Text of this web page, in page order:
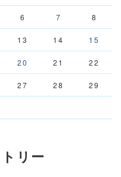
6 7 8
13 14 15
20 21 22
27 28 29
リー